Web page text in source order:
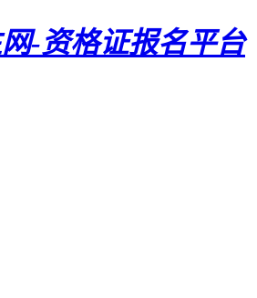
-资格证报名平台